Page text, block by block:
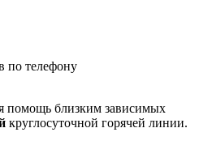
по телефону
помощь близким зависимых
круглосуточной горячей линии.